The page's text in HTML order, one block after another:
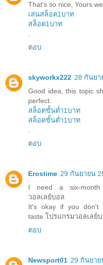
That’s so nice, Yours
เล่นสล็อต1บาท
สล็อต1บาท
.
ตอบ
skyworkx222 28 กันยา
Good idea, this topic
perfect.
สล็อตขั้นต่ำ1บาท
สล็อตขั้นต่ำ1บาท
.
ตอบ
Erostime 29 กันยายน
I need a six-
วอลเลย์บอล
It's okay if you don't
taste.โปรแกรมวอลเลย์
ตอบ
Newsport01 29 กันยาย